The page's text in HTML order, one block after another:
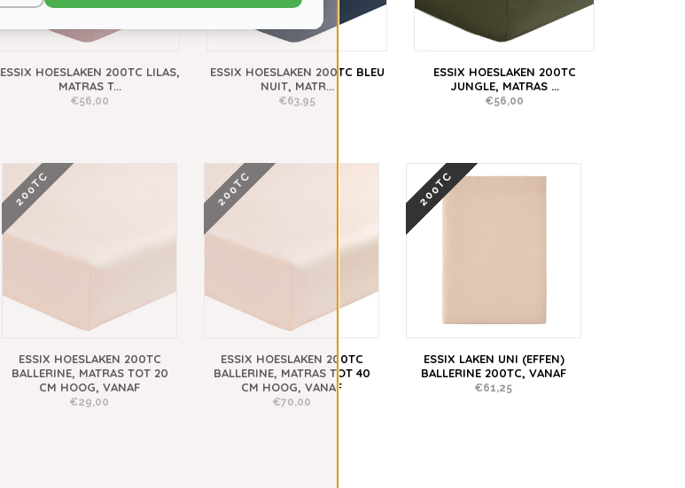
ESSIX HOESLAKEN 200TC LILAS,
MATRAS T...
€56,00
ESSIX HOESLAKEN 200TC BLEU
NUIT, MATR...
€63,95
ESSIX HOESLAKEN 200TC
JUNGLE, MATRAS ...
€56,00
200TC
ESSIX HOESLAKEN 200TC
BALLERINE, MATRAS TOT 20
CM HOOG, VANAF
€29,00
200TC
ESSIX HOESLAKEN 200TC
BALLERINE, MATRAS TOT 40
CM HOOG, VANAF
€70,00
200TC
ESSIX LAKEN UNI (EFFEN)
BALLERINE 200TC, VANAF
€61,25